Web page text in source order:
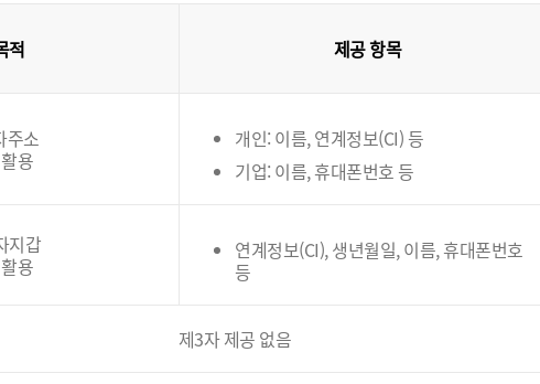
적 제공 항목
주소
용
개인: 이름, 연계정보(CI) 등
기업: 이름, 휴대폰번호 등
지갑
용
연계정보(CI), 생년월일, 이름, 휴대폰번호
등
제3자 제공 없음